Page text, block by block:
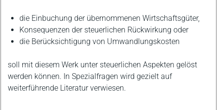
die Einbuchung der übernommenen Wirtschaftsgüter,
Konsequenzen der steuerlichen Rückwirkung oder
die Berücksichtigung von Umwandlungskosten
soll mit diesem Werk unter steuerlichen Aspekten gelöst
werden können. In Spezialfragen wird gezielt auf
weiterführende Literatur verwiesen.